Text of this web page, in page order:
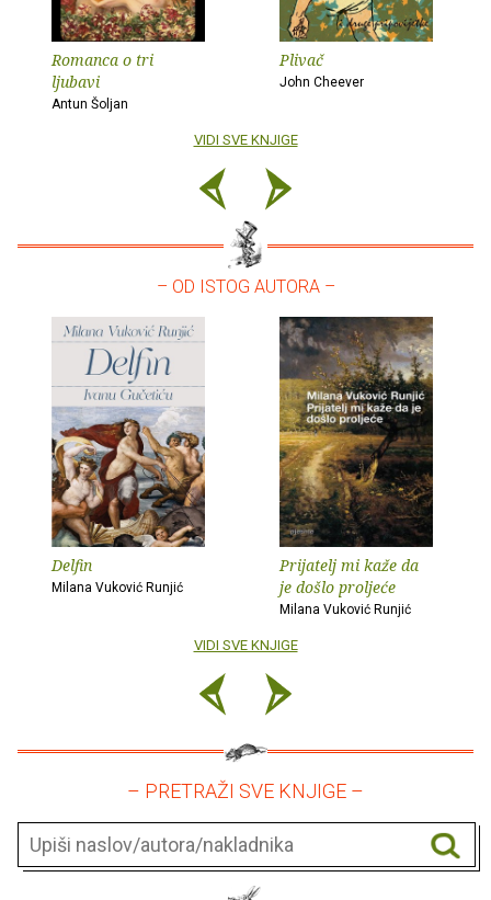
Romanca o tri
ljubavi
Antun Šoljan
Plivač
John Cheever
VIDI SVE KNJIGE
– OD ISTOG AUTORA –
Delfin
Milana Vuković Runjić
Prijatelj mi kaže da
je došlo proljeće
Milana Vuković Runjić
VIDI SVE KNJIGE
– PRETRAŽI SVE KNJIGE –